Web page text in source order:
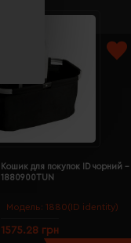
Модель: 1880(ID identity)
Кошик для покупок ID чорний -
1880900TUN
1575.28 грн